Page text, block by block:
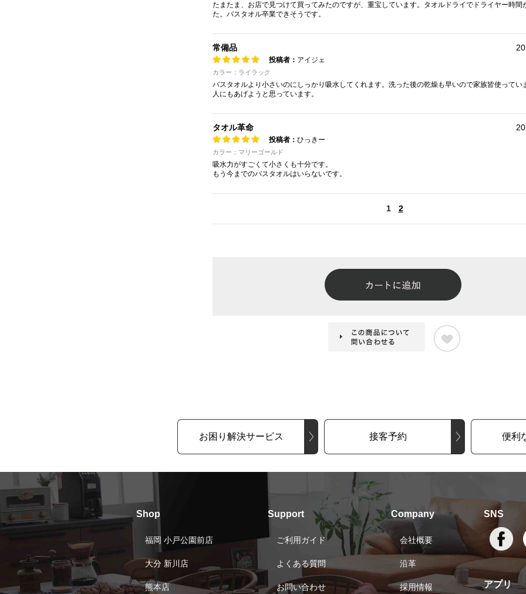
たまたま、お店で見つけて買ってみたのですが、重宝しています。タオルドライでドライヤー時間
た。バスタオル卒業できそうです。
常備品
投稿者： アイジェ
カラー：ライラック
バスタオルより小さいのにしっかり吸水してくれます。洗った後の乾燥も早いので家族皆使ってい
人にもあげようと思っています。
タオル革命
投稿者： ひっきー
カラー：マリーゴールド
吸水力がすごくて小さくも十分です。
もう今までのバスタオルはいらないです。
1 2
お困り解決サービス 接客予約 便利
Shop
福岡 小戸公園前店
大分 新川店
熊本店
Support
ご利用ガイド
よくある質問
お問い合わせ
Company
会社概要
沿革
採用情報
SNS
アプリ